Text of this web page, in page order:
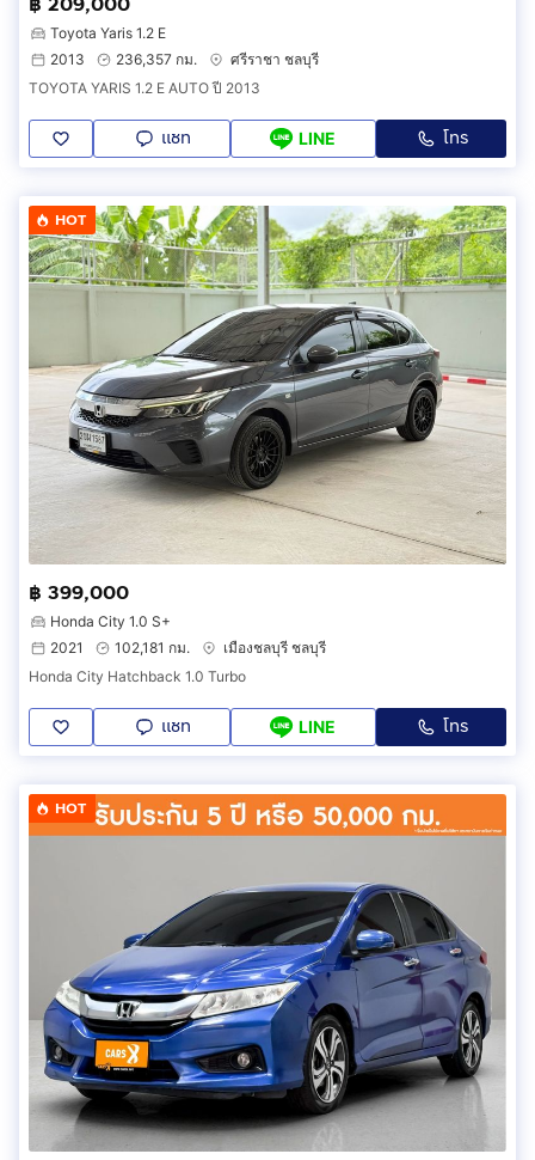
Toyota Yaris 1.2 E
2013
236,357 กม.
ศรีราชา ชลบุรี
TOYOTA YARIS 1.2 E AUTO ปี 2013
แชท LINE โทร
HOT
฿ 399,000
Honda City 1.0 S+
2021
102,181 กม.
เมืองชลบุรี ชลบุรี
Honda City Hatchback 1.0 Turbo
แชท LINE โทร
HOT